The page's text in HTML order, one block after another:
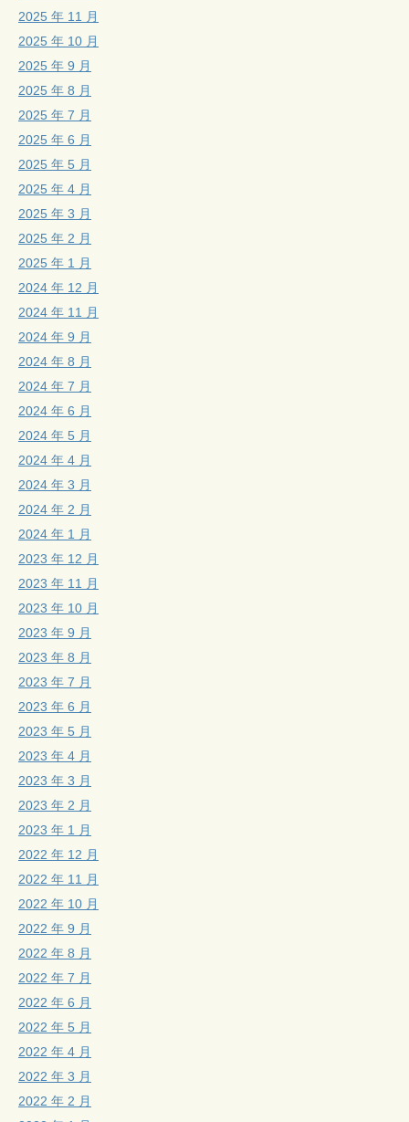
2025 年 11 月
2025 年 10 月
2025 年 9 月
2025 年 8 月
2025 年 7 月
2025 年 6 月
2025 年 5 月
2025 年 4 月
2025 年 3 月
2025 年 2 月
2025 年 1 月
2024 年 12 月
2024 年 11 月
2024 年 9 月
2024 年 8 月
2024 年 7 月
2024 年 6 月
2024 年 5 月
2024 年 4 月
2024 年 3 月
2024 年 2 月
2024 年 1 月
2023 年 12 月
2023 年 11 月
2023 年 10 月
2023 年 9 月
2023 年 8 月
2023 年 7 月
2023 年 6 月
2023 年 5 月
2023 年 4 月
2023 年 3 月
2023 年 2 月
2023 年 1 月
2022 年 12 月
2022 年 11 月
2022 年 10 月
2022 年 9 月
2022 年 8 月
2022 年 7 月
2022 年 6 月
2022 年 5 月
2022 年 4 月
2022 年 3 月
2022 年 2 月